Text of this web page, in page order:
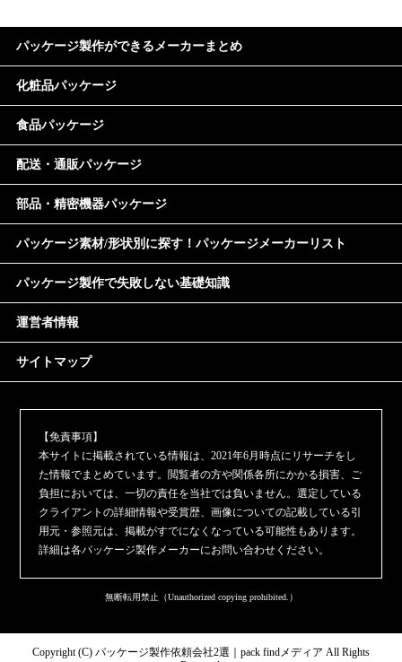
パッケージ製作ができるメーカーまとめ
化粧品パッケージ
食品パッケージ
配送・通販パッケージ
部品・精密機器パッケージ
パッケージ素材/形状別に探す！パッケージメーカーリスト
パッケージ製作で失敗しない基礎知識
運営者情報
サイトマップ
【免責事項】
本サイトに掲載されている情報は、2021年6月時点にリサーチをし
た情報でまとめています。閲覧者の方や関係各所にかかる損害、ご
負担においては、一切の責任を当社では負いません。選定している
クライアントの詳細情報や受賞歴、画像についての記載している引
用元・参照元は、掲載がすでになくなっている可能性もあります。
詳細は各パッケージ製作メーカーにお問い合わせください。
無断転用禁止（Unauthorized copying prohibited.）
Copyright (C) パッケージ製作依頼会社2選｜pack findメディア All Rights